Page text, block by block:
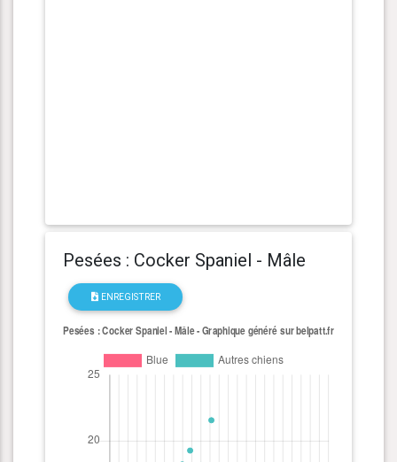
Pesées : Cocker Spaniel - Mâle
ENREGISTRER